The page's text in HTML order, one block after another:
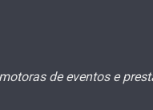
de eventos e